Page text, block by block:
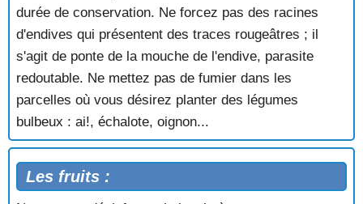
durée de conservation. Ne forcez pas des racines
d'endives qui présentent des traces rougeâtres ; il
s'agit de ponte de la mouche de l'endive, parasite
redoutable. Ne mettez pas de fumier dans les
parcelles où vous désirez planter des légumes
bulbeux : ai!, échalote, oignon...
Les fruits :